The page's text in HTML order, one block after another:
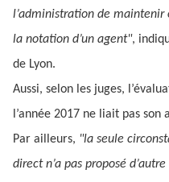
l’administration de maintenir
la notation d’un agent",
de Lyon.
Aussi, selon les juges,
l’année 2017 ne liait pas
Par ailleurs, "la seule
direct n’a pas proposé